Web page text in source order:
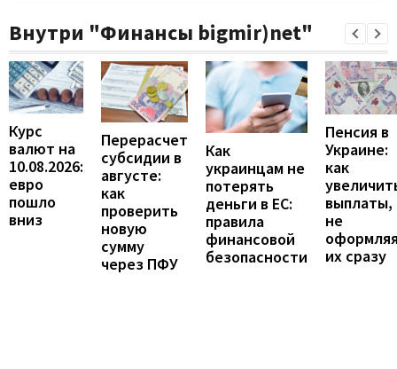
Внутри "Финансы bigmir)net"
Курс
валют на
10.08.2026:
евро
пошло
вниз
Перерасчет
субсидии в
августе:
как
проверить
новую
сумму
через ПФУ
Как
украинцам не
потерять
деньги в ЕС:
правила
финансовой
безопасности
Пенсия в
Украине:
как
выплаты,
не
их сразу